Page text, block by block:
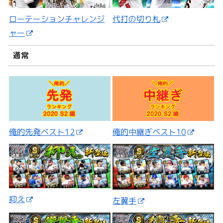
ローテーションチャレンジ
ャー
代打の切り札
通常
俺的先発ベスト12 俺的中継ぎベスト10
抑え 左翼手